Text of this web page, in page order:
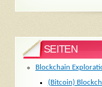
SEITEN
Blockchain
(Bitcoin)